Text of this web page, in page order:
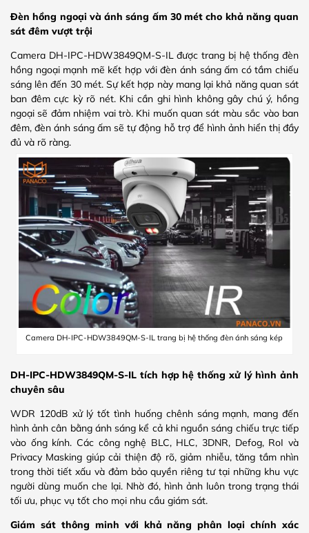
Đèn hồng ngoại và ánh sáng ấm 30 mét cho khả năng quan
sát đêm vượt trội
Camera DH-IPC-HDW3849QM-S-IL được trang bị hệ thống đèn
hồng ngoại mạnh mẽ kết hợp với đèn ánh sáng ấm có tầm chiếu
sáng lên đến 30 mét. Sự kết hợp này mang lại khả năng quan sát
ban đêm cực kỳ rõ nét. Khi cần ghi hình không gây chú ý, hồng
ngoại sẽ đảm nhiệm vai trò. Khi muốn quan sát màu sắc vào ban
đêm, đèn ánh sáng ấm sẽ tự động hỗ trợ để hình ảnh hiển thị đầy
đủ và rõ ràng.
Camera DH-IPC-HDW3849QM-S-IL trang bị hệ thống đèn ánh sáng kép
DH-IPC-HDW3849QM-S-IL tích hợp hệ thống xử lý hình ảnh
chuyên sâu
WDR 120dB xử lý tốt tình huống chênh sáng mạnh, mang đến
hình ảnh cân bằng ánh sáng kể cả khi nguồn sáng chiếu trực tiếp
vào ống kính. Các công nghệ BLC, HLC, 3DNR, Defog, RoI và
Privacy Masking giúp cải thiện độ rõ, giảm nhiễu, tăng tầm nhìn
trong thời tiết xấu và đảm bảo quyền riêng tư tại những khu vực
người dùng muốn che lại. Nhờ đó, hình ảnh luôn trong trạng thái
tối ưu, phục vụ tốt cho mọi nhu cầu giám sát.
Giám sát thông minh với khả năng phân loại chính xác